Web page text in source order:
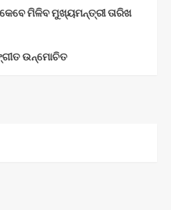
ମିଳିବ ମୁଖ୍ୟମନ୍ତ୍ରୀ ତାରିଖ
ଉନ୍ମୋଚିତ